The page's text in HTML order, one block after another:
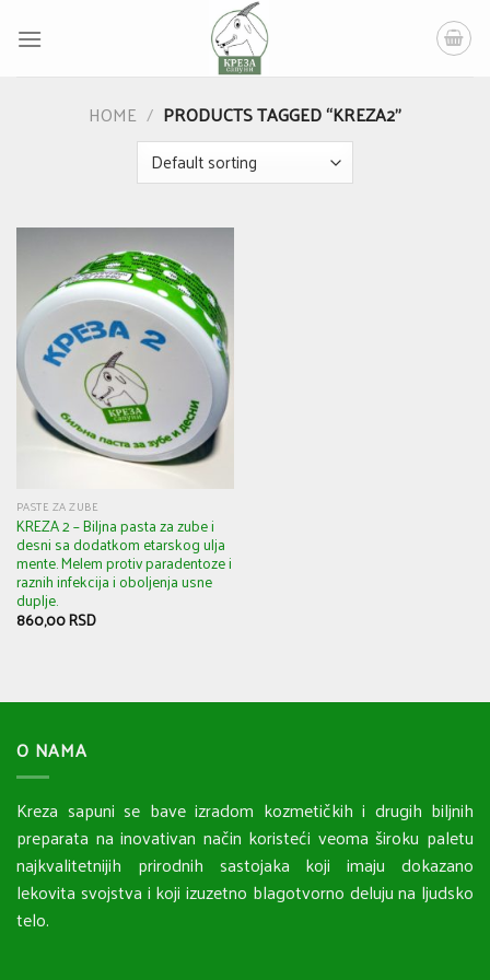
HOME / PRODUCTS TAGGED “KREZA2”
PASTE ZA ZUBE
KREZA 2 – Biljna pasta za zube i
desni sa dodatkom etarskog ulja
mente. Melem protiv paradentoze i
raznih infekcija i oboljenja usne
duplje.
860,00RSD
O NAMA
Kreza sapuni se bave izradom kozmetičkih i drugih biljnih
preparata na inovativan način koristeći veoma široku paletu
najkvalitetnijih prirodnih sastojaka koji imaju dokazano
lekovita svojstva i koji izuzetno blagotvorno deluju na ljudsko
telo.